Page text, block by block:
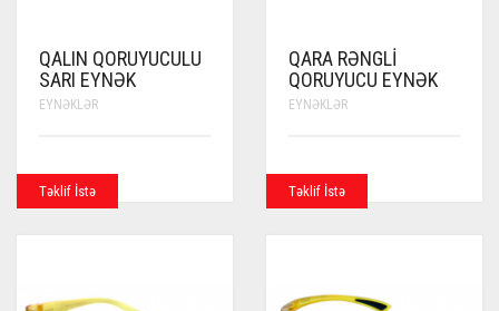
QALIN QORUYUCULU
SARI EYNƏK
EYNƏKLƏR
Təklif İstə
QARA RƏNGLI
QORUYUCU EYNƏK
EYNƏKLƏR
Təklif İstə